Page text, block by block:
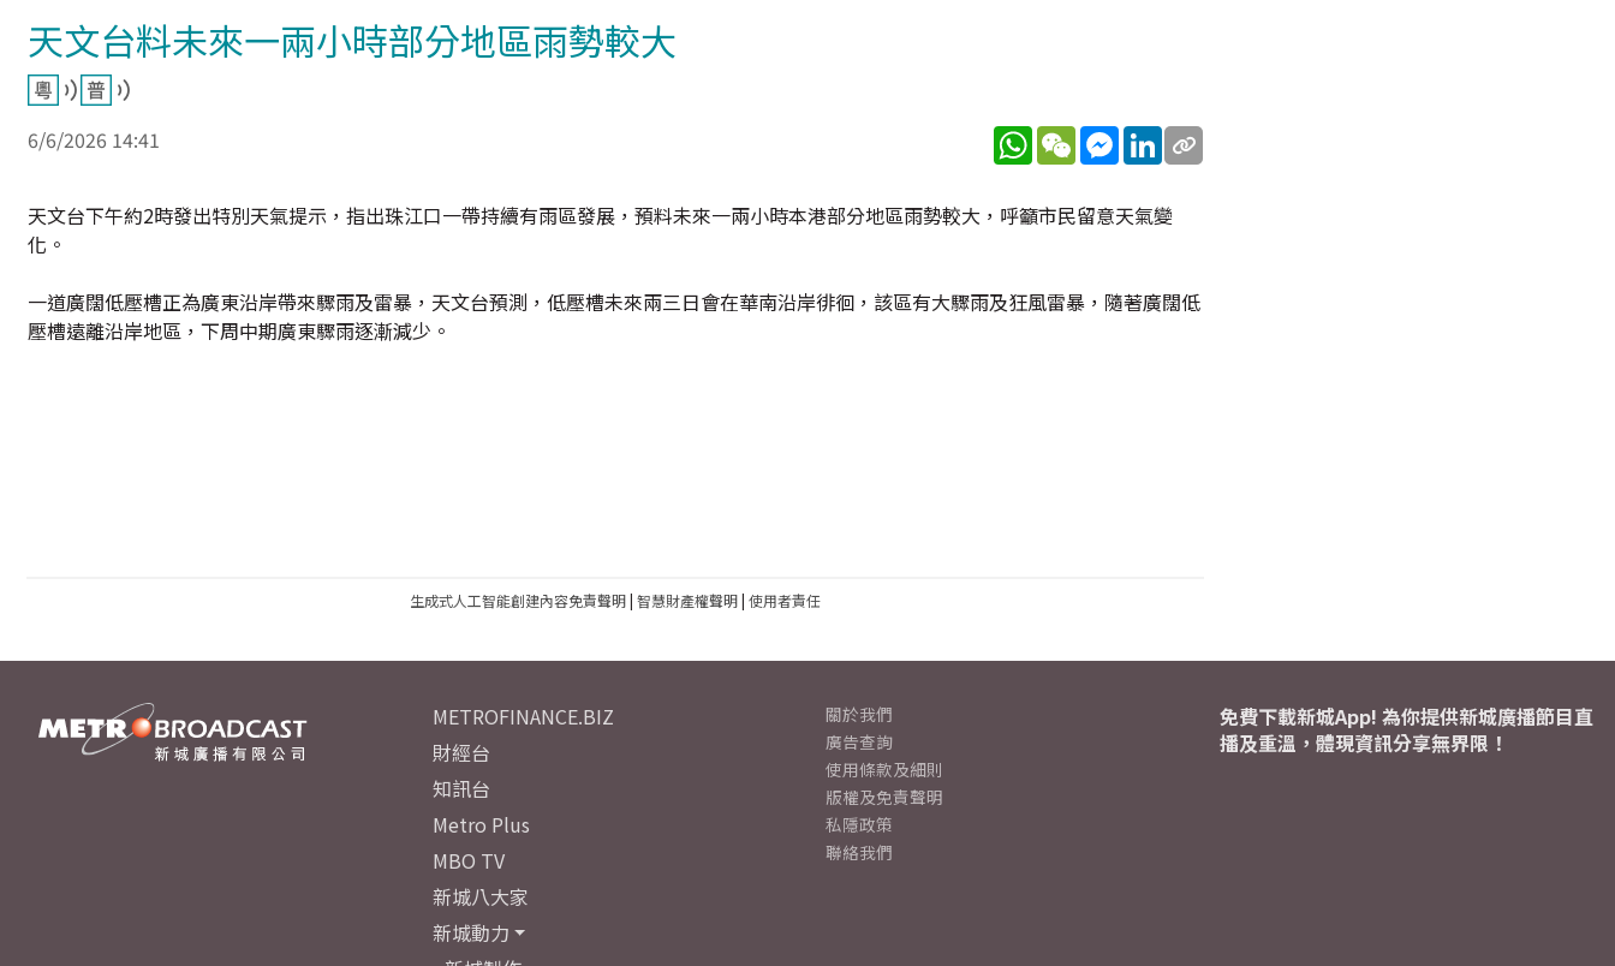
天文台料未來一兩小時部分地區雨勢較大
6/6/2026 14:41 WhatsApp
WeChatMessenger
LinkedIn
天文台下午約2時發出特別天氣提示，指出珠江口一帶持續有雨區發展，預料未來一兩小時本港部分地區雨勢較大，呼籲市民留意天氣變
化。
一道廣闊低壓槽正為廣東沿岸帶來驟雨及雷暴，天文台預測，低壓槽未來兩三日會在華南沿岸徘徊，該區有大驟雨及狂風雷暴，隨著廣闊低
壓槽遠離沿岸地區，下周中期廣東驟雨逐漸減少。
生成式人工智能創建內容免責聲明| 智慧財產權聲明| 使用者責任
METROFINANCE.BIZ
財經台
知訊台
Metro Plus
MBO TV
新城八大家
新城動力
關於我們
廣告查詢
使用條款及細則
版權及免責聲明
私隱政策
聯絡我們
免費下載新城App! 為你提供新城廣播節目直
播及重溫，體現資訊分享無界限！